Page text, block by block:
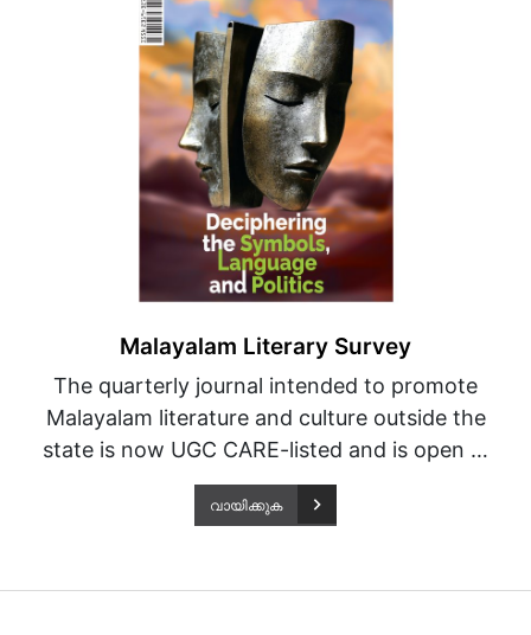
Malayalam Literary Survey
The quarterly journal intended to promote
Malayalam literature and culture outside the
state is now UGC CARE-listed and is open …
വായിക്കുക